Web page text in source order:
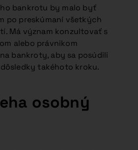
bankrotu by malo byť
po preskúmaní všetkých
Má význam konzultovať s
alebo právnikom
bankroty, aby sa posúdili
takéhoto kroku.
osobný